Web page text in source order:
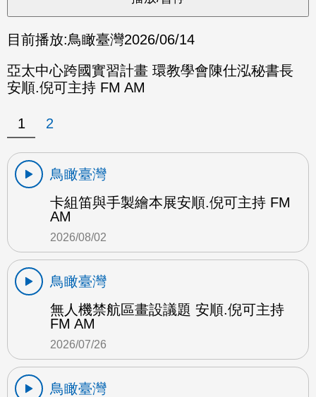
目前播放:鳥瞰臺灣2026/06/14
亞太中心跨國實習計畫 環教學會陳仕泓秘書長
安順.倪可主持 FM AM
1 2
鳥瞰臺灣
卡組笛與手製繪本展安順.倪可主持 FM
AM
2026/08/02
鳥瞰臺灣
無人機禁航區畫設議題 安順.倪可主持
FM AM
2026/07/26
鳥瞰臺灣